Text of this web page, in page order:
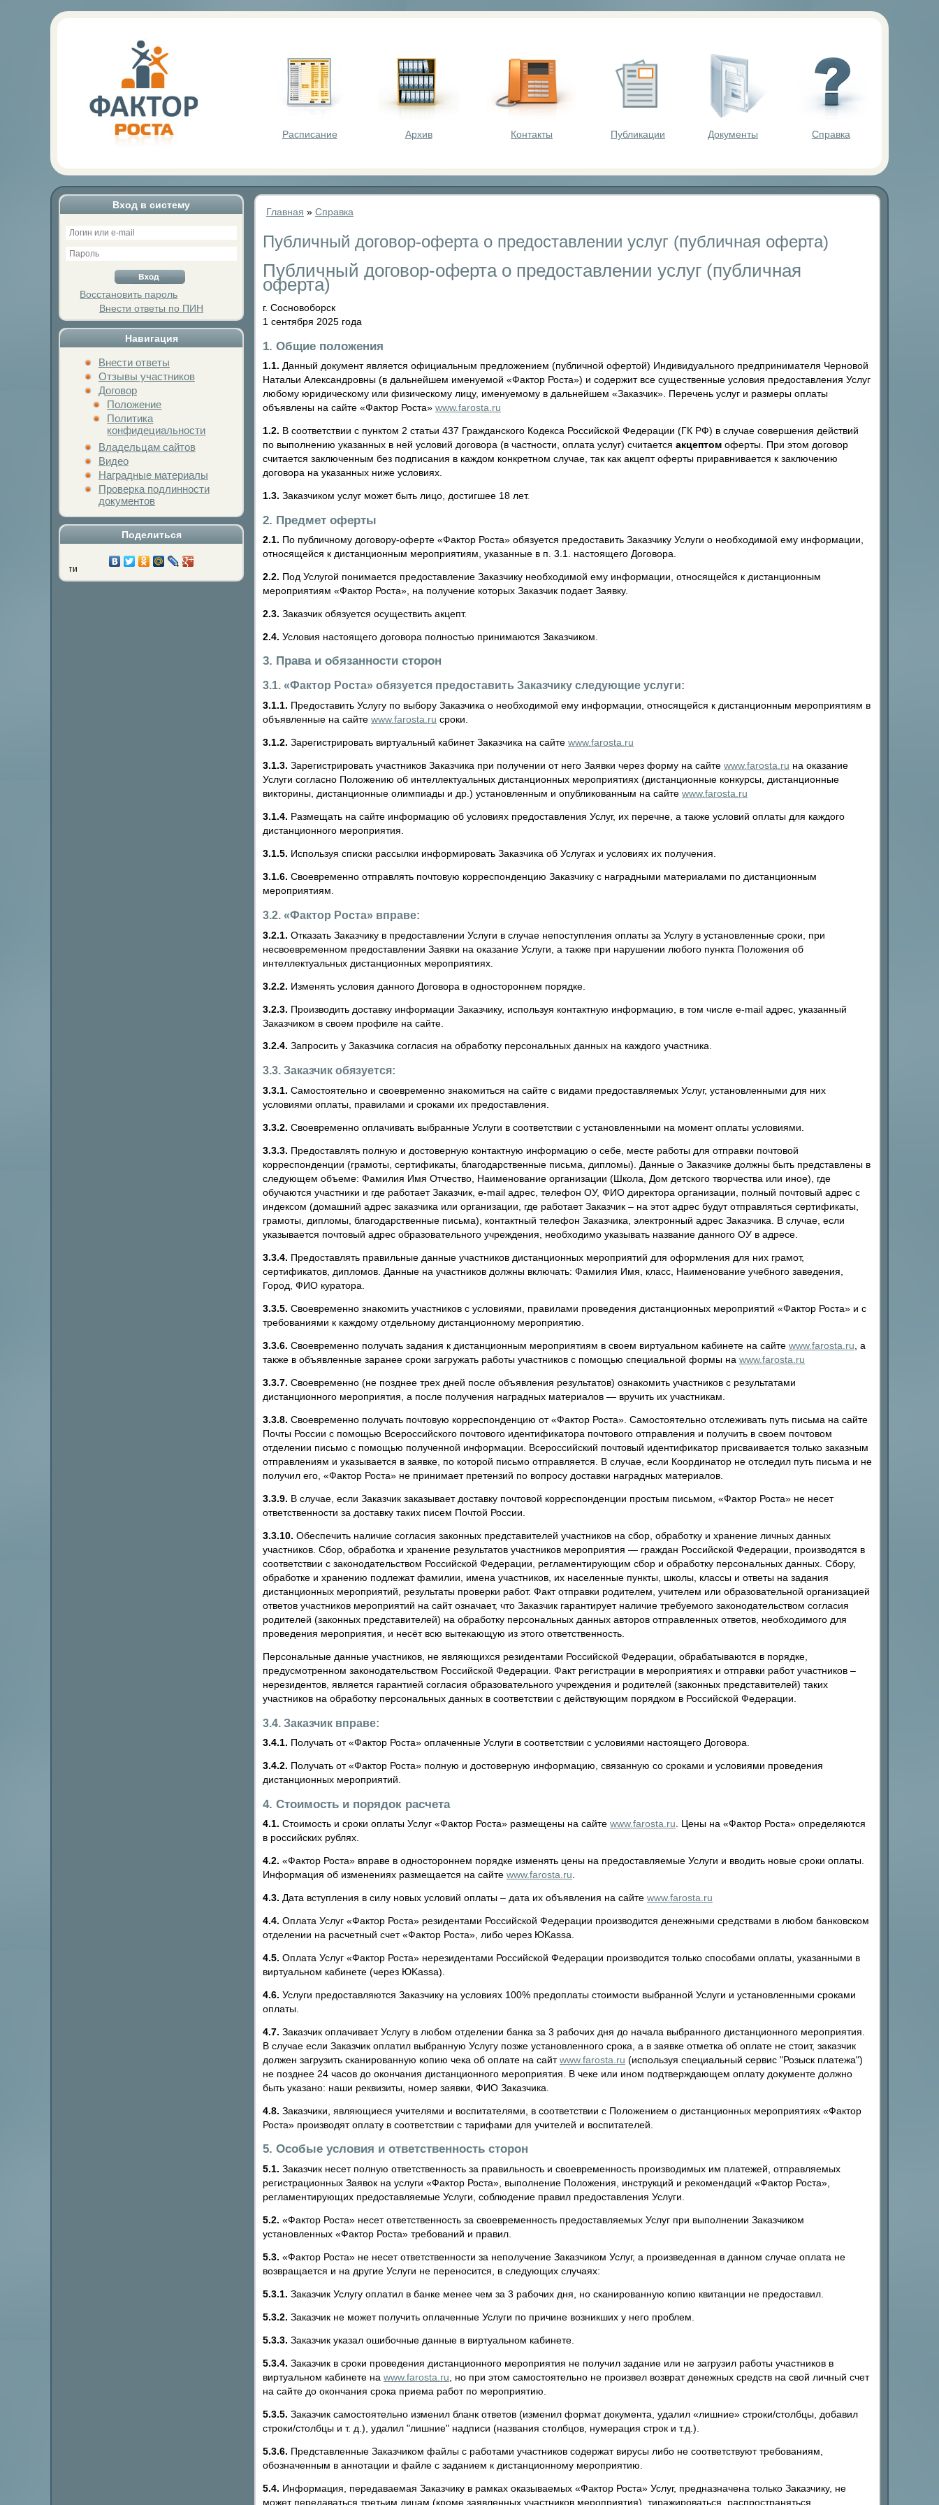
Расписание Архив Контакты Публикации Документы Справка
Вход в систему
Восстановить пароль
Внести ответы по ПИН
Навигация
Внести ответы
Отзывы участников
Договор
Положение
Политика
конфидециальности
Владельцам сайтов
Видео
Наградные материалы
Проверка подлинности
документов
Поделиться
Главная » Справка
Публичный договор-оферта о предоставлении услуг (публичная оферта)
Публичный договор-оферта о предоставлении услуг (публичная
оферта)
г. Сосновоборск
1 сентября 2025 года
1. Общие положения
1.1. Данный документ является официальным предложением (публичной офертой) Индивидуального предпринимателя Черновой
Натальи Александровны (в дальнейшем именуемой «Фактор Роста») и содержит все существенные условия предоставления Услуг
любому юридическому или физическому лицу, именуемому в дальнейшем «Заказчик». Перечень услуг и размеры оплаты
объявлены на сайте «Фактор Роста» www.farosta.ru
1.2. В соответствии с пунктом 2 статьи 437 Гражданского Кодекса Российской Федерации (ГК РФ) в случае совершения действий
по выполнению указанных в ней условий договора (в частности, оплата услуг) считается акцептом оферты. При этом договор
считается заключенным без подписания в каждом конкретном случае, так как акцепт оферты приравнивается к заключению
договора на указанных ниже условиях.
1.3. Заказчиком услуг может быть лицо, достигшее 18 лет.
2. Предмет оферты
2.1. По публичному договору-оферте «Фактор Роста» обязуется предоставить Заказчику Услуги о необходимой ему информации,
относящейся к дистанционным мероприятиям, указанные в п. 3.1. настоящего Договора.
2.2. Под Услугой понимается предоставление Заказчику необходимой ему информации, относящейся к дистанционным
мероприятиям «Фактор Роста», на получение которых Заказчик подает Заявку.
2.3. Заказчик обязуется осуществить акцепт.
2.4. Условия настоящего договора полностью принимаются Заказчиком.
3. Права и обязанности сторон
3.1. «Фактор Роста» обязуется предоставить Заказчику следующие услуги:
3.1.1. Предоставить Услугу по выбору Заказчика о необходимой ему информации, относящейся к дистанционным мероприятиям в
объявленные на сайте www.farosta.ru сроки.
3.1.2. Зарегистрировать виртуальный кабинет Заказчика на сайте www.farosta.ru
3.1.3. Зарегистрировать участников Заказчика при получении от него Заявки через форму на сайте www.farosta.ru на оказание
Услуги согласно Положению об интеллектуальных дистанционных мероприятиях (дистанционные конкурсы, дистанционные
викторины, дистанционные олимпиады и др.) установленным и опубликованным на сайте www.farosta.ru
3.1.4. Размещать на сайте информацию об условиях предоставления Услуг, их перечне, а также условий оплаты для каждого
дистанционного мероприятия.
3.1.5. Используя списки рассылки информировать Заказчика об Услугах и условиях их получения.
3.1.6. Своевременно отправлять почтовую корреспонденцию Заказчику с наградными материалами по дистанционным
мероприятиям.
3.2. «Фактор Роста» вправе:
3.2.1. Отказать Заказчику в предоставлении Услуги в случае непоступления оплаты за Услугу в установленные сроки, при
несвоевременном предоставлении Заявки на оказание Услуги, а также при нарушении любого пункта Положения об
интеллектуальных дистанционных мероприятиях.
3.2.2. Изменять условия данного Договора в одностороннем порядке.
3.2.3. Производить доставку информации Заказчику, используя контактную информацию, в том числе e-mail адрес, указанный
Заказчиком в своем профиле на сайте.
3.2.4. Запросить у Заказчика согласия на обработку персональных данных на каждого участника.
3.3. Заказчик обязуется:
3.3.1. Самостоятельно и своевременно знакомиться на сайте с видами предоставляемых Услуг, установленными для них
условиями оплаты, правилами и сроками их предоставления.
3.3.2. Своевременно оплачивать выбранные Услуги в соответствии с установленными на момент оплаты условиями.
3.3.3. Предоставлять полную и достоверную контактную информацию о себе, месте работы для отправки почтовой
корреспонденции (грамоты, сертификаты, благодарственные письма, дипломы). Данные о Заказчике должны быть представлены в
следующем объеме: Фамилия Имя Отчество, Наименование организации (Школа, Дом детского творчества или иное), где
обучаются участники и где работает Заказчик, e-mail адрес, телефон ОУ, ФИО директора организации, полный почтовый адрес с
индексом (домашний адрес заказчика или организации, где работает Заказчик – на этот адрес будут отправляться сертификаты,
грамоты, дипломы, благодарственные письма), контактный телефон Заказчика, электронный адрес Заказчика. В случае, если
указывается почтовый адрес образовательного учреждения, необходимо указывать название данного ОУ в адресе.
3.3.4. Предоставлять правильные данные участников дистанционных мероприятий для оформления для них грамот,
сертификатов, дипломов. Данные на участников должны включать: Фамилия Имя, класс, Наименование учебного заведения,
Город, ФИО куратора.
3.3.5. Своевременно знакомить участников с условиями, правилами проведения дистанционных мероприятий «Фактор Роста» и с
требованиями к каждому отдельному дистанционному мероприятию.
3.3.6. Своевременно получать задания к дистанционным мероприятиям в своем виртуальном кабинете на сайте www.farosta.ru , а
также в объявленные заранее сроки загружать работы участников с помощью специальной формы на www.farosta.ru
3.3.7. Своевременно (не позднее трех дней после объявления результатов) ознакомить участников с результатами
дистанционного мероприятия, а после получения наградных материалов — вручить их участникам.
3.3.8. Своевременно получать почтовую корреспонденцию от «Фактор Роста». Самостоятельно отслеживать путь письма на сайте
Почты России с помощью Всероссийского почтового идентификатора почтового отправления и получить в своем почтовом
отделении письмо с помощью полученной информации. Всероссийский почтовый идентификатор присваивается только заказным
отправлениям и указывается в заявке, по которой письмо отправляется. В случае, если Координатор не отследил путь письма и не
получил его, «Фактор Роста» не принимает претензий по вопросу доставки наградных материалов.
3.3.9. В случае, если Заказчик заказывает доставку почтовой корреспонденции простым письмом, «Фактор Роста» не несет
ответственности за доставку таких писем Почтой России.
3.3.10. Обеспечить наличие согласия законных представителей участников на сбор, обработку и хранение личных данных
участников. Сбор, обработка и хранение результатов участников мероприятия — граждан Российской Федерации, производятся в
соответствии с законодательством Российской Федерации, регламентирующим сбор и обработку персональных данных. Сбору,
обработке и хранению подлежат фамилии, имена участников, их населенные пункты, школы, классы и ответы на задания
дистанционных мероприятий, результаты проверки работ. Факт отправки родителем, учителем или образовательной организацией
ответов участников мероприятий на сайт означает, что Заказчик гарантирует наличие требуемого законодательством согласия
родителей (законных представителей) на обработку персональных данных авторов отправленных ответов, необходимого для
проведения мероприятия, и несёт всю вытекающую из этого ответственность.
Персональные данные участников, не являющихся резидентами Российской Федерации, обрабатываются в порядке,
предусмотренном законодательством Российской Федерации. Факт регистрации в мероприятиях и отправки работ участников –
нерезидентов, является гарантией согласия образовательного учреждения и родителей (законных представителей) таких
участников на обработку персональных данных в соответствии с действующим порядком в Российской Федерации.
3.4. Заказчик вправе:
3.4.1. Получать от «Фактор Роста» оплаченные Услуги в соответствии с условиями настоящего Договора.
3.4.2. Получать от «Фактор Роста» полную и достоверную информацию, связанную со сроками и условиями проведения
дистанционных мероприятий.
4. Стоимость и порядок расчета
4.1. Стоимость и сроки оплаты Услуг «Фактор Роста» размещены на сайте www.farosta.ru. Цены на «Фактор Роста» определяются
в российских рублях.
4.2. «Фактор Роста» вправе в одностороннем порядке изменять цены на предоставляемые Услуги и вводить новые сроки оплаты.
Информация об изменениях размещается на сайте www.farosta.ru.
4.3. Дата вступления в силу новых условий оплаты – дата их объявления на сайте www.farosta.ru
4.4. Оплата Услуг «Фактор Роста» резидентами Российской Федерации производится денежными средствами в любом банковском
отделении на расчетный счет «Фактор Роста», либо через ЮKassa.
4.5. Оплата Услуг «Фактор Роста» нерезидентами Российской Федерации производится только способами оплаты, указанными в
виртуальном кабинете (через ЮKassa).
4.6. Услуги предоставляются Заказчику на условиях 100% предоплаты стоимости выбранной Услуги и установленными сроками
оплаты.
4.7. Заказчик оплачивает Услугу в любом отделении банка за 3 рабочих дня до начала выбранного дистанционного мероприятия.
В случае если Заказчик оплатил выбранную Услугу позже установленного срока, а в заявке отметка об оплате не стоит, заказчик
должен загрузить сканированную копию чека об оплате на сайтwww.farosta.ru (используя специальный сервис "Розыск платежа")
не позднее 24 часов до окончания дистанционного мероприятия. В чеке или ином подтверждающем оплату документе должно
быть указано: наши реквизиты, номер заявки, ФИО Заказчика.
4.8. Заказчики, являющиеся учителями и воспитателями, в соответствии с Положением о дистанционных мероприятиях «Фактор
Роста» производят оплату в соответствии с тарифами для учителей и воспитателей.
5. Особые условия и ответственность сторон
5.1. Заказчик несет полную ответственность за правильность и своевременность производимых им платежей, отправляемых
регистрационных Заявок на услуги «Фактор Роста», выполнение Положения, инструкций и рекомендаций «Фактор Роста»,
регламентирующих предоставляемые Услуги, соблюдение правил предоставления Услуги.
5.2. «Фактор Роста» несет ответственность за своевременность предоставляемых Услуг при выполнении Заказчиком
установленных «Фактор Роста» требований и правил.
5.3. «Фактор Роста» не несет ответственности за неполучение Заказчиком Услуг, а произведенная в данном случае оплата не
возвращается и на другие Услуги не переносится, в следующих случаях:
5.3.1. Заказчик Услугу оплатил в банке менее чем за 3 рабочих дня, но сканированную копию квитанции не предоставил.
5.3.2. Заказчик не может получить оплаченные Услуги по причине возникших у него проблем.
5.3.3. Заказчик указал ошибочные данные в виртуальном кабинете.
5.3.4. Заказчик в сроки проведения дистанционного мероприятия не получил задание или не загрузил работы участников в
виртуальном кабинете на www.farosta.ru , но при этом самостоятельно не произвел возврат денежных средств на свой личный счет
на сайте до окончания срока приема работ по мероприятию.
5.3.5. Заказчик самостоятельно изменил бланк ответов (изменил формат документа, удалил «лишние» строки/столбцы, добавил
строки/столбцы и т. д.), удалил "лишние" надписи (названия столбцов, нумерация строк и т.д.).
5.3.6. Представленные Заказчиком файлы с работами участников содержат вирусы либо не соответствуют требованиям,
обозначенным в аннотации и файле с заданием к дистанционному мероприятию.
5.4. Информация, передаваемая Заказчику в рамках оказываемых «Фактор Роста» Услуг, предназначена только Заказчику, не
может передаваться третьим лицам (кроме заявленных участников мероприятия), тиражироваться, распространяться,